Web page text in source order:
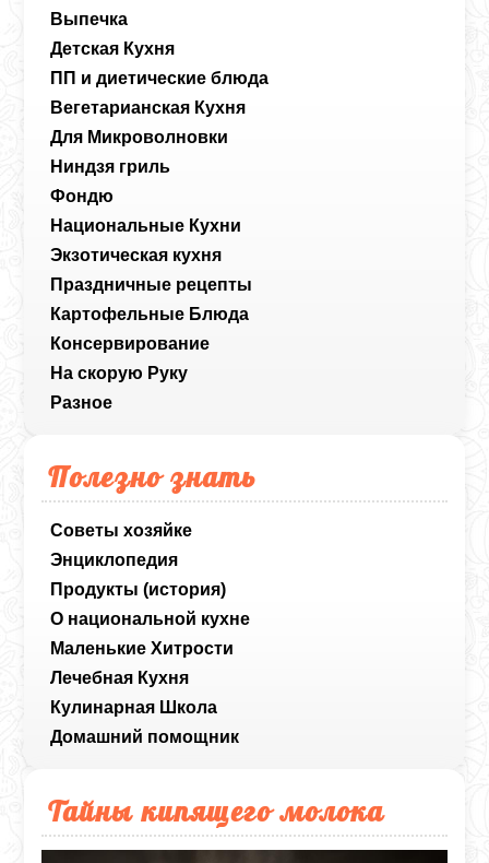
Выпечка
Детская Кухня
ПП и диетические блюда
Вегетарианская Кухня
Для Микроволновки
Ниндзя гриль
Фондю
Национальные Кухни
Экзотическая кухня
Праздничные рецепты
Картофельные Блюда
Консервирование
На скорую Руку
Разное
Полезно знать
Советы хозяйке
Энциклопедия
Продукты (история)
О национальной кухне
Маленькие Хитрости
Лечебная Кухня
Кулинарная Школа
Домашний помощник
Тайны кипящего молока